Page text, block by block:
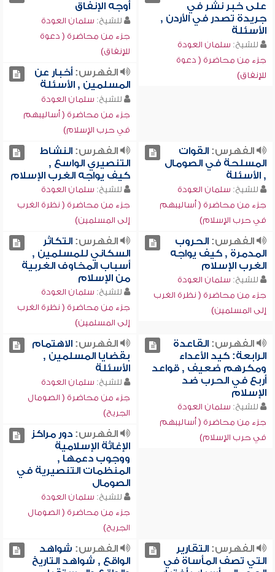
على خبر نشر في
جريدة تصدر في الأردن ,
الأسئلة
للشيخ: سلمان العودة
جزء من محاضرة ( دعوة
للإنفاق)
أوجه الإنفاق
للشيخ: سلمان العودة
جزء من محاضرة ( دعوة
للإنفاق)
الفهرس:أخبار عن
المسلمين , الأسئلة
للشيخ: سلمان العودة
جزء من محاضرة ( أساليبهم
في حرب الإسلام)
الفهرس:القوات
المسلحة في الصومال
, الأسئلة
للشيخ: سلمان العودة
جزء من محاضرة ( أساليبهم
في حرب الإسلام)
الفهرس:النشاط
التنصيري الواسع ,
كيف يواجه الغرب الإسلام
للشيخ: سلمان العودة
جزء من محاضرة ( نظرة الغرب
إلى المسلمين)
الفهرس:الحروب
المدمرة , كيف يواجه
الغرب الإسلام
للشيخ: سلمان العودة
جزء من محاضرة ( نظرة الغرب
إلى المسلمين)
الفهرس:التكاثر
السكاني للمسلمين ,
أسباب المخاوف الغربية
من الإسلام
للشيخ: سلمان العودة
جزء من محاضرة ( نظرة الغرب
إلى المسلمين)
الفهرس:القاعدة
الرابعة: كيد الأعداء
ومكرهم ضعيف , قواعد
أربع في الحرب ضد
الإسلام
للشيخ: سلمان العودة
جزء من محاضرة ( أساليبهم
في حرب الإسلام)
الفهرس:الاهتمام
بقضايا المسلمين ,
الأسئلة
للشيخ: سلمان العودة
جزء من محاضرة ( الصومال
الجريح)
الفهرس:دور مراكز
الإغاثة الإسلامية
ووجوب دعمها ,
المنظمات التنصيرية في
الصومال
للشيخ: سلمان العودة
جزء من محاضرة ( الصومال
الجريح)
الفهرس:التقارير
التي تصف المأساة في
الفهرس: شواهد
الواقع , شواهد التاريخ